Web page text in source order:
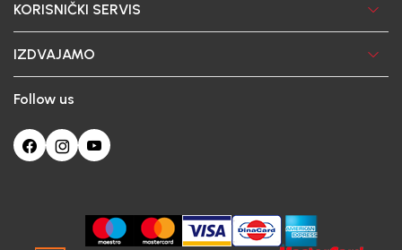
KORISNIČKI SERVIS
IZDVAJAMO
Follow us